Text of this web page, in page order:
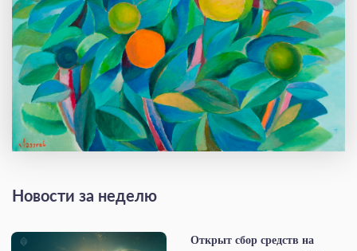
Новости за неделю
Открыт сбор средств на